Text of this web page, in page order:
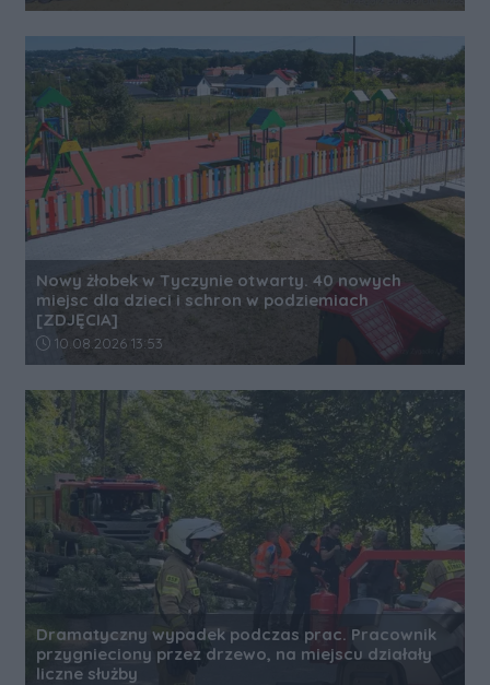
Nowy żłobek w Tyczynie otwarty. 40 nowych
miejsc dla dzieci i schron w podziemiach
[ZDJĘCIA]
Data dodania artykułu:
10.08.2026 13:53
Dramatyczny wypadek podczas prac. Pracownik
przygnieciony przez drzewo, na miejscu działały
liczne służby